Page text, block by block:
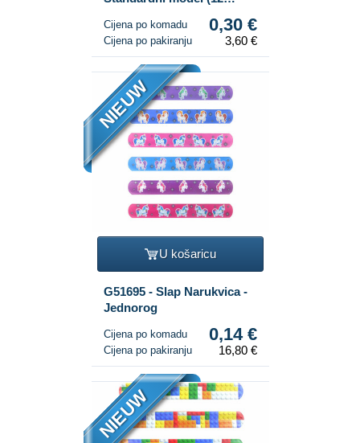
Cijena po komadu 0,30 €
Cijena po pakiranju 3,60 €
NIEUW
U košaricu
G51695 - Slap Narukvica -
Jednorog
Cijena po komadu 0,14 €
Cijena po pakiranju 16,80 €
NIEUW